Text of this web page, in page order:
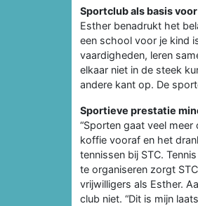
Sportclub als basis
Esther benadrukt het
een school voor je kind
vaardigheden, leren
elkaar niet in de steek
andere kant op. De
Sportieve prestatie
“Sporten gaat veel
koffie vooraf en het
tennissen bij STC.
te organiseren zorgt
vrijwilligers als Esther.
club niet. “Dit is mijn